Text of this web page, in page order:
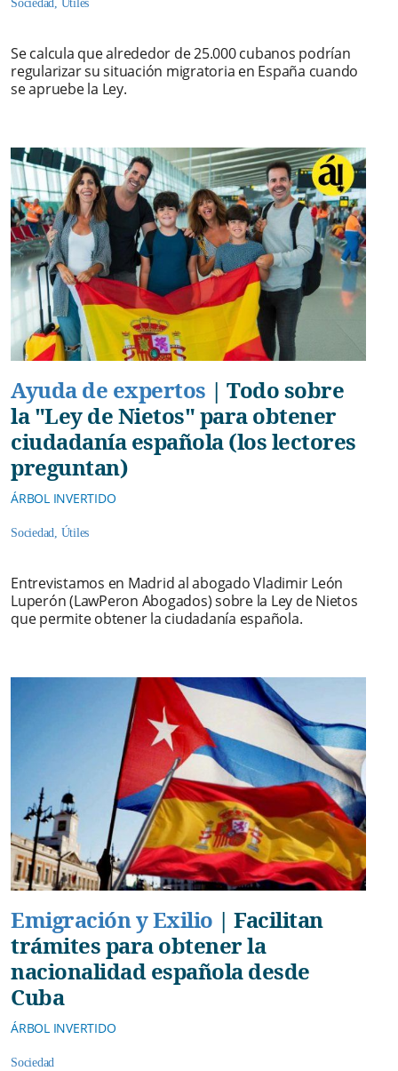
Sociedad, Útiles
Se calcula que alrededor de 25.000 cubanos podrían
regularizar su situación migratoria en España cuando
se apruebe la Ley.
Ayuda de expertos | Todo sobre
la "Ley de Nietos" para obtener
ciudadanía española (los lectores
preguntan)
ÁRBOL INVERTIDO
Sociedad, Útiles
Entrevistamos en Madrid al abogado Vladimir León
Luperón (LawPeron Abogados) sobre la Ley de Nietos
que permite obtener la ciudadanía española.
Emigración y Exilio | Facilitan
trámites para obtener la
nacionalidad española desde
Cuba
ÁRBOL INVERTIDO
Sociedad